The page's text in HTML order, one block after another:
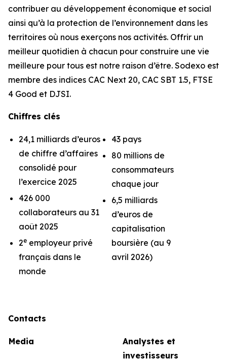
contribuer au développement économique et social
ainsi qu’à la protection de l’environnement dans les
territoires où nous exerçons nos activités. Offrir un
meilleur quotidien à chacun pour construire une vie
meilleure pour tous est notre raison d’être. Sodexo est
membre des indices CAC Next 20, CAC SBT 1.5, FTSE
4 Good et DJSI.
Chiffres clés
24,1 milliards d’euros
de chiffre d’affaires
consolidé pour
l’exercice 2025
426 000
collaborateurs au 31
août 2025
2e employeur privé
français dans le
monde
43 pays
80 millions de
consommateurs
chaque jour
6,5 milliards
d’euros de
capitalisation
boursière (au 9
avril 2026)
Contacts
Media
Analystes et
investisseurs